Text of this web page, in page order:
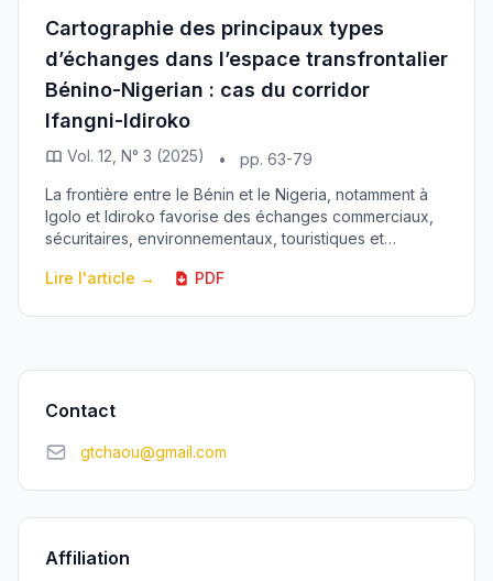
Cartographie des principaux types
d’échanges dans l’espace transfrontalier
Bénino-Nigerian : cas du corridor
Ifangni-Idiroko
Vol. 12, N° 3 (2025) •
pp. 63-79
La frontière entre le Bénin et le Nigeria, notamment à
Igolo et Idiroko favorise des échanges commerciaux,
sécuritaires, environnementaux, touristiques et
Lire l'article →
PDF
Contact
gtchaou@gmail.com
Affiliation